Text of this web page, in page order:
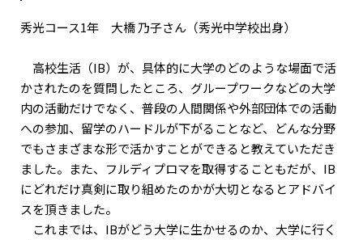
秀光コース1年 大橋 乃子さん（秀光中学校出身）
高校生活（IB）が、具体的に大学のどのような場面で活
かされたのを質問したところ、グループワークなどの大学
内の活動だけでなく、普段の人間関係や外部団体での活動
への参加、留学のハードルが下がることなど、どんな分野
でもさまざまな形で活かすことができると教えていただき
ました。また、フルディプロマを取得することもだが、IB
にどれだけ真剣に取り組めたのかが大切となるとアドバイ
スを頂きました。
これまでは、IBがどう大学に生かせるのか、大学に行く